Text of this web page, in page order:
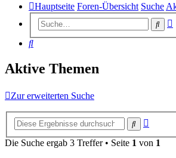
Hauptseite Foren-Übersicht Suche
Suche
Aktive Themen
Zur erweiterten Suche
Suche
Die Suche ergab 3 Treffer • Seite 1 von 1